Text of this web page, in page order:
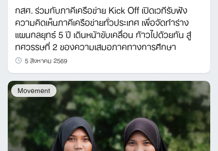
กสศ. ร่วมกับภาคีเครือข่าย Kick Off เปิดเวทีรับฟัง
ความคิดเห็นภาคีเครือข่ายทั่วประเทศ เพื่อจัดทำร่าง
แผนกลยุทธ์ 5 ปี เดินหน้าขับเคลื่อน ก้าวไปด้วยกัน สู่
ทศวรรษที่ 2 ของความเสมอภาคทางการศึกษา
5 สิงหาคม 2569
Movement